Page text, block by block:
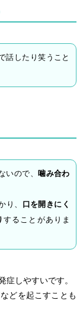
話したり笑うこと
いので、噛み合わ
り、 口を開きにく
することがありま
症しやすいです。
どを起こすことも